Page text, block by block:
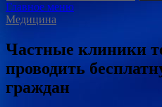
Главное меню
Медицина
Частные клиники
проводить
граждан